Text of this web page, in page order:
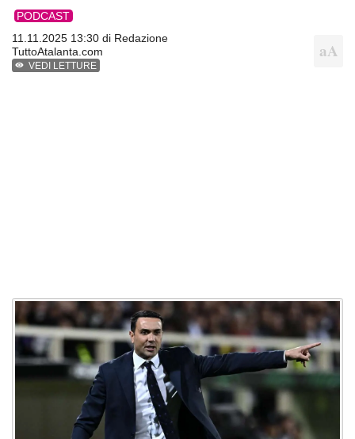
PODCAST
11.11.2025 13:30 di Redazione
TuttoAtalanta.com
VEDI LETTURE